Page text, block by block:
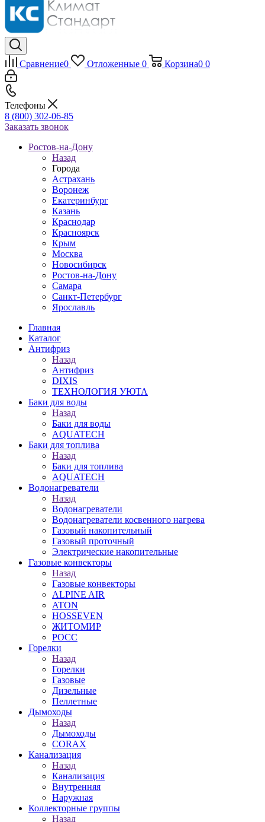
Сравнение0 Отложенные 0 Корзина0 0
Телефоны
8 (800) 302-06-85
Заказать звонок
Ростов-на-Дону
Назад
Города
Астрахань
Воронеж
Екатеринбург
Казань
Краснодар
Красноярск
Крым
Москва
Новосибирск
Ростов-на-Дону
Самара
Санкт-Петербург
Ярославль
Главная
Каталог
Антифриз
Назад
Антифриз
DIXIS
ТЕХНОЛОГИЯ УЮТА
Баки для воды
Назад
Баки для воды
AQUATECH
Баки для топлива
Назад
Баки для топлива
AQUATECH
Водонагреватели
Назад
Водонагреватели
Водонагреватели косвенного нагрева
Газовый накопительный
Газовый проточный
Электрические накопительные
Газовые конвекторы
Назад
Газовые конвекторы
ALPINE AIR
ATON
HOSSEVEN
ЖИТОМИР
РОСС
Горелки
Назад
Горелки
Газовые
Дизельные
Пеллетные
Дымоходы
Назад
Дымоходы
CORAX
Канализация
Назад
Канализация
Внутренняя
Наружная
Коллекторные группы
Назад